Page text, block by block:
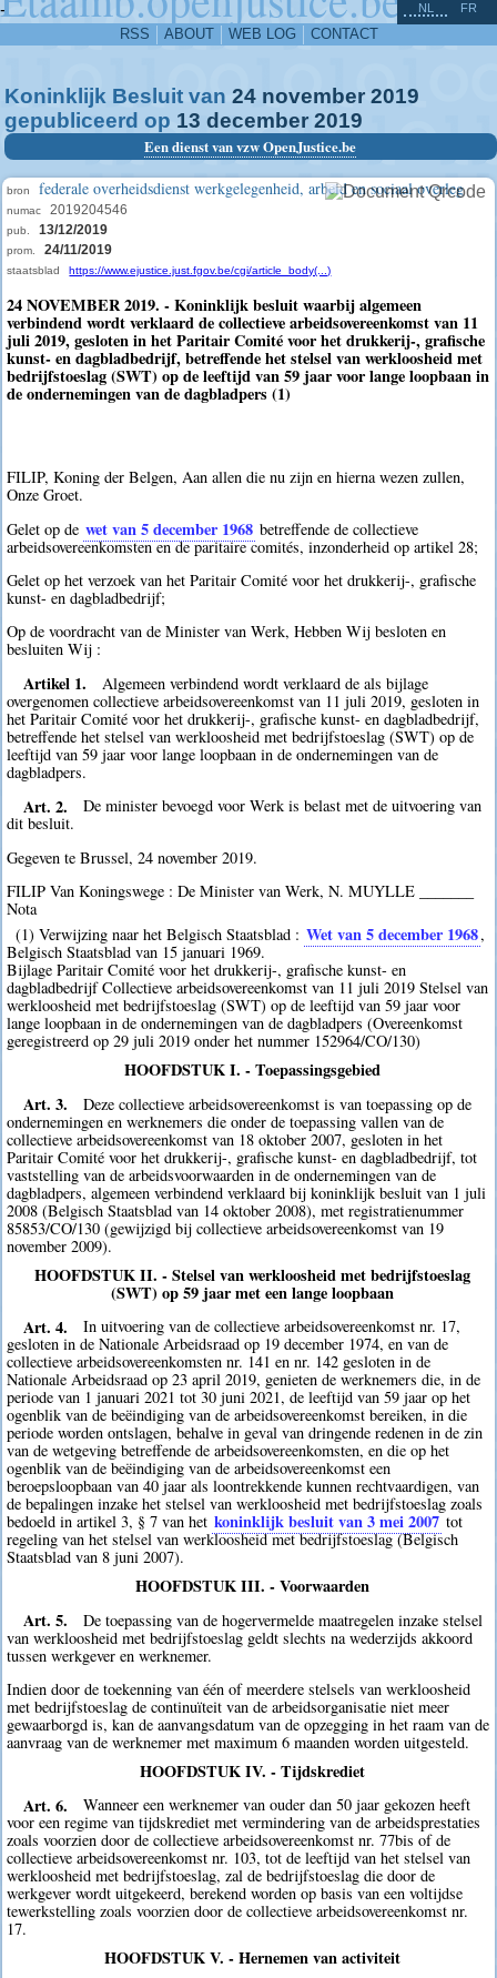
-
RSS ABOUT WEB LOG CONTACT
NL FR
Koninklijk Besluit van 24 november 2019
gepubliceerd op 13 december 2019
Een dienst van vzw OpenJustice.be
bron federale overheidsdienst werkgelegenheid, arbeid en sociaal overleg
numac 2019204546
pub. 13/12/2019
prom. 24/11/2019
staatsblad https://www.ejustice.just.fgov.be/cgi/article_body(...)
24 NOVEMBER 2019. - Koninklijk besluit waarbij algemeen
verbindend wordt verklaard de collectieve arbeidsovereenkomst van 11
juli 2019, gesloten in het Paritair Comité voor het drukkerij-, grafische
kunst- en dagbladbedrijf, betreffende het stelsel van werkloosheid met
bedrijfstoeslag (SWT) op de leeftijd van 59 jaar voor lange loopbaan in
de ondernemingen van de dagbladpers (1)
FILIP, Koning der Belgen, Aan allen die nu zijn en hierna wezen zullen,
Onze Groet.
Gelet op de wet van 5 december 1968 betreffende de collectieve
arbeidsovereenkomsten en de paritaire comités, inzonderheid op artikel 28;
Gelet op het verzoek van het Paritair Comité voor het drukkerij-, grafische
kunst- en dagbladbedrijf;
Op de voordracht van de Minister van Werk, Hebben Wij besloten en
besluiten Wij :
Artikel 1.
Algemeen verbindend wordt verklaard de als bijlage
overgenomen collectieve arbeidsovereenkomst van 11 juli 2019, gesloten in
het Paritair Comité voor het drukkerij-, grafische kunst- en dagbladbedrijf,
betreffende het stelsel van werkloosheid met bedrijfstoeslag (SWT) op de
leeftijd van 59 jaar voor lange loopbaan in de ondernemingen van de
dagbladpers.
Art. 2.
De minister bevoegd voor Werk is belast met de uitvoering van
dit besluit.
Gegeven te Brussel, 24 november 2019.
FILIP Van Koningswege : De Minister van Werk, N. MUYLLE _______
Nota
(1) Verwijzing naar het Belgisch Staatsblad : Wet van 5 december 1968,
Belgisch Staatsblad van 15 januari 1969.
Bijlage Paritair Comité voor het drukkerij-, grafische kunst- en
dagbladbedrijf Collectieve arbeidsovereenkomst van 11 juli 2019 Stelsel van
werkloosheid met bedrijfstoeslag (SWT) op de leeftijd van 59 jaar voor
lange loopbaan in de ondernemingen van de dagbladpers (Overeenkomst
geregistreerd op 29 juli 2019 onder het nummer 152964/CO/130)
HOOFDSTUK I. - Toepassingsgebied
Art. 3.
Deze collectieve arbeidsovereenkomst is van toepassing op de
ondernemingen en werknemers die onder de toepassing vallen van de
collectieve arbeidsovereenkomst van 18 oktober 2007, gesloten in het
Paritair Comité voor het drukkerij-, grafische kunst- en dagbladbedrijf, tot
vaststelling van de arbeidsvoorwaarden in de ondernemingen van de
dagbladpers, algemeen verbindend verklaard bij koninklijk besluit van 1 juli
2008 (Belgisch Staatsblad van 14 oktober 2008), met registratienummer
85853/CO/130 (gewijzigd bij collectieve arbeidsovereenkomst van 19
november 2009).
HOOFDSTUK II. - Stelsel van werkloosheid met bedrijfstoeslag
(SWT) op 59 jaar met een lange loopbaan
Art. 4.
In uitvoering van de collectieve arbeidsovereenkomst nr. 17,
gesloten in de Nationale Arbeidsraad op 19 december 1974, en van de
collectieve arbeidsovereenkomsten nr. 141 en nr. 142 gesloten in de
Nationale Arbeidsraad op 23 april 2019, genieten de werknemers die, in de
periode van 1 januari 2021 tot 30 juni 2021, de leeftijd van 59 jaar op het
ogenblik van de beëindiging van de arbeidsovereenkomst bereiken, in die
periode worden ontslagen, behalve in geval van dringende redenen in de zin
van de wetgeving betreffende de arbeidsovereenkomsten, en die op het
ogenblik van de beëindiging van de arbeidsovereenkomst een
beroepsloopbaan van 40 jaar als loontrekkende kunnen rechtvaardigen, van
de bepalingen inzake het stelsel van werkloosheid met bedrijfstoeslag zoals
bedoeld in artikel 3, § 7 van het koninklijk besluit van 3 mei 2007 tot
regeling van het stelsel van werkloosheid met bedrijfstoeslag (Belgisch
Staatsblad van 8 juni 2007).
HOOFDSTUK III. - Voorwaarden
Art. 5.
De toepassing van de hogervermelde maatregelen inzake stelsel
van werkloosheid met bedrijfstoeslag geldt slechts na wederzijds akkoord
tussen werkgever en werknemer.
Indien door de toekenning van één of meerdere stelsels van werkloosheid
met bedrijfstoeslag de continuïteit van de arbeidsorganisatie niet meer
gewaarborgd is, kan de aanvangsdatum van de opzegging in het raam van de
aanvraag van de werknemer met maximum 6 maanden worden uitgesteld.
HOOFDSTUK IV. - Tijdskrediet
Art. 6.
Wanneer een werknemer van ouder dan 50 jaar gekozen heeft
voor een regime van tijdskrediet met vermindering van de arbeidsprestaties
zoals voorzien door de collectieve arbeidsovereenkomst nr. 77bis of de
collectieve arbeidsovereenkomst nr. 103, tot de leeftijd van het stelsel van
werkloosheid met bedrijfstoeslag, zal de bedrijfstoeslag die door de
werkgever wordt uitgekeerd, berekend worden op basis van een voltijdse
tewerkstelling zoals voorzien door de collectieve arbeidsovereenkomst nr.
17.
HOOFDSTUK V. - Hernemen van activiteit
^